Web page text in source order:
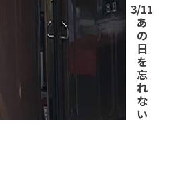
3/11
あ
の
日
を
忘
れ
な
い